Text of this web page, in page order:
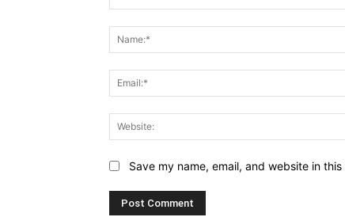
Save my name, email, and website in